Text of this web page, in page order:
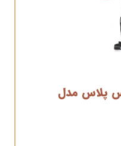
پلاس مدل